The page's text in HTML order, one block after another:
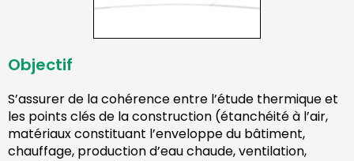
Objectif
S’assurer de la cohérence entre l’étude thermique et
les points clés de la construction (étanchéité à l’air,
matériaux constituant l’enveloppe du bâtiment,
chauffage, production d’eau chaude, ventilation,